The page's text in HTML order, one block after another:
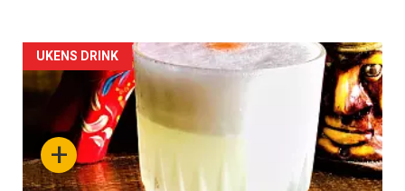
Forsiden
akkurat
nå
-
+
UKENS DRINK